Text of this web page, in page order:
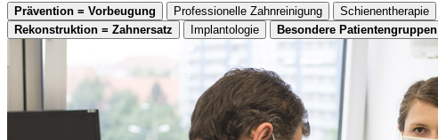
Prävention = Vorbeugung Professionelle Zahnreinigung Schienentherapie
Rekonstruktion = Zahnersatz
Implantologie Besondere Patientengruppen